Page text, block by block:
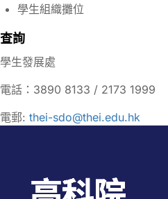
學生組織攤位
查詢
學生發展處
電話：3890 8133 / 2173 1999
電郵: thei-sdo@thei.edu.hk